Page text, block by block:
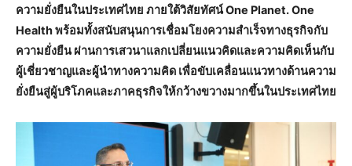
ความยั่งยืนในประเทศไทย ภายใต้วิสัยทัศน์ One Planet. One
Health พร้อมทั้งสนับสนุนการเชื่อมโยงความสำเร็จทางธุรกิจกับ
ความยั่งยืน ผ่านการเสวนาแลกเปลี่ยนแนวคิดและความคิดเห็นกับ
ผู้เชี่ยวชาญและผู้นำทางความคิด เพื่อขับเคลื่อนแนวทางด้านความ
ยั่งยืนสู่ผู้บริโภคและภาคธุรกิจให้กว้างขวางมากขึ้นในประเทศไทย